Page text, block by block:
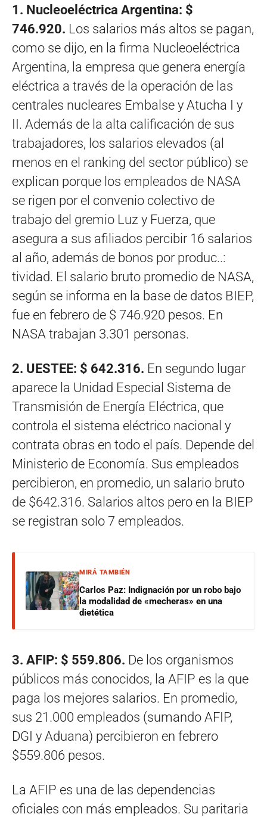
1. Nucleoeléctrica Argentina: $
746.920. Los salarios más altos se pagan,
como se dijo, en la firma Nucleoeléctrica
Argentina, la empresa que genera energía
eléctrica a través de la operación de las
centrales nucleares Embalse y Atucha I y
II. Además de la alta calificación de sus
trabajadores, los salarios elevados (al
menos en el ranking del sector público) se
explican porque los empleados de NASA
se rigen por el convenio colectivo de
trabajo del gremio Luz y Fuerza, que
asegura a sus afiliados percibir 16 salarios
al año, además de bonos por produc..:
tividad. El salario bruto promedio de NASA,
según se informa en la base de datos BIEP,
fue en febrero de $ 746.920 pesos. En
NASA trabajan 3.301 personas.
2. UESTEE: $ 642.316. En segundo lugar
aparece la Unidad Especial Sistema de
Transmisión de Energía Eléctrica, que
controla el sistema eléctrico nacional y
contrata obras en todo el país. Depende del
Ministerio de Economía. Sus empleados
percibieron, en promedio, un salario bruto
de $642.316. Salarios altos pero en la BIEP
se registran solo 7 empleados.
MIRÁ TAMBIÉN
Carlos Paz: Indignación por un robo bajo
la modalidad de «mecheras» en una
dietética
3. AFIP: $ 559.806. De los organismos
públicos más conocidos, la AFIP es la que
paga los mejores salarios. En promedio,
sus 21.000 empleados (sumando AFIP,
DGI y Aduana) percibieron en febrero
$559.806 pesos.
La AFIP es una de las dependencias
oficiales con más empleados. Su paritaria